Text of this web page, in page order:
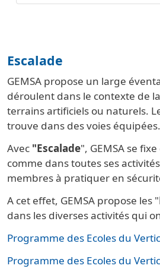
Escalade
GEMSA propose un large
déroulent dans le contexte de
terrains artificiels ou naturels.
trouve dans des voies équipées.
Avec "Escalade", GEMSA se
comme dans toutes ses
membres à pratiquer en
A cet effet, GEMSA propose les "
dans les diverses activités qui
Programme des Ecoles du
Programme des Ecoles du